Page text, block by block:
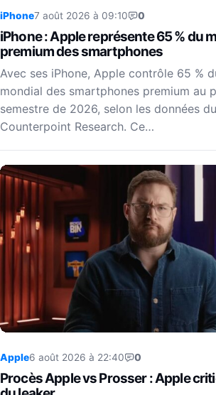
iPhone7 août 2026 à 09:10 0
iPhone : Apple représente 65 % du
premium des smartphones
Avec ses iPhone, Apple contrôle 65 %
mondial des smartphones premium au
semestre de 2026, selon les données
Counterpoint Research. Ce…
Apple6 août 2026 à 22:40 0
Procès Apple vs Prosser : Apple